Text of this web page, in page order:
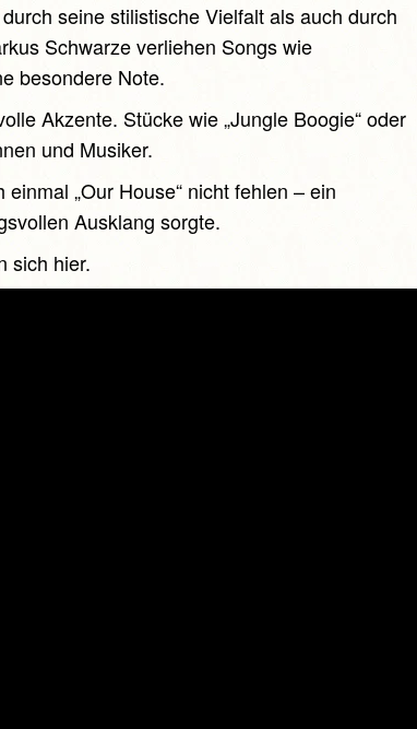
seine stilistische Vielfalt als auch durch
Schwarze verliehen Songs wie
besondere Note.
Akzente. Stücke wie „Jungle Boogie“ oder
und Musiker.
„Our House“ nicht fehlen – ein
Ausklang sorgte.
sich hier.